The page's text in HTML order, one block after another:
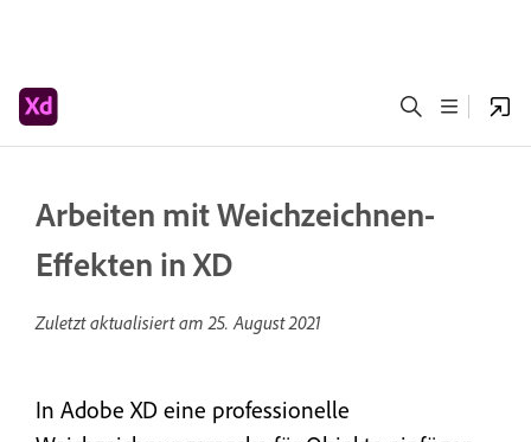
Arbeiten mit Weichzeichnen-
Effekten in XD
Zuletzt aktualisiert am25. August 2021
In Adobe XD eine professionelle